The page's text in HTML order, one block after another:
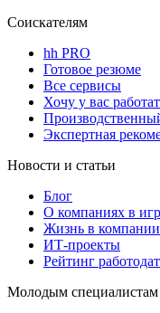
Соискателям
hh PRO
Готовое резюме
Все сервисы
Хочу у вас
Экспертная
Новости и статьи
Блог
О компаниях в
Жизнь в компании
ИТ-проекты
Рейтинг
Молодым специалистам